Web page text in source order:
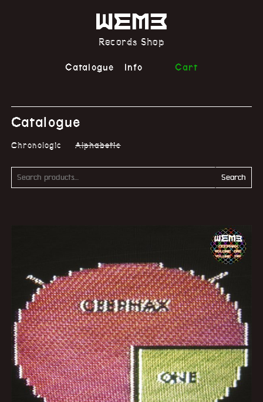
Records Shop
Catalogue Info Cart
Catalogue
Chronologic Alphabetic